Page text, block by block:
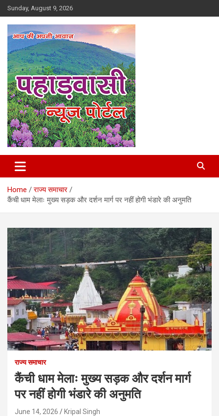
Skip
to
content
Sunday, August 9, 2026
Pahadvasi
Home
राज्य समाचार
कैंची धाम मेलाः मुख्य सड़क और दर्शन मार्ग पर नहीं होगी भंडारे की अनुमति
राज्य समाचार
कैंची धाम मेलाः मुख्य सड़क और दर्शन मार्ग
पर नहीं होगी भंडारे की अनुमति
June 14, 2026 Kripal Singh